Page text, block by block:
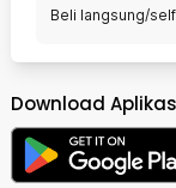
Beli langsung/
Download